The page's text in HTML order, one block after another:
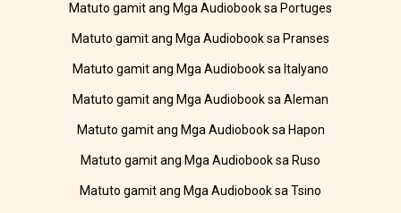
Matuto gamit ang Mga Audiobook sa Portuges
Matuto gamit ang Mga Audiobook sa Pranses
Matuto gamit ang Mga Audiobook sa Italyano
Matuto gamit ang Mga Audiobook sa Aleman
Matuto gamit ang Mga Audiobook sa Hapon
Matuto gamit ang Mga Audiobook sa Ruso
Matuto gamit ang Mga Audiobook sa Tsino